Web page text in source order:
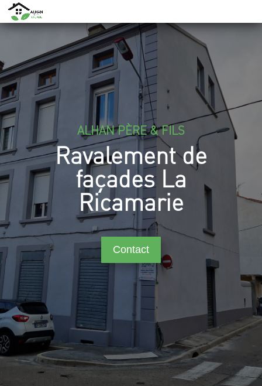
ALHAN PÈRE & FILS
Ravalement de
façades La
Ricamarie
Contact